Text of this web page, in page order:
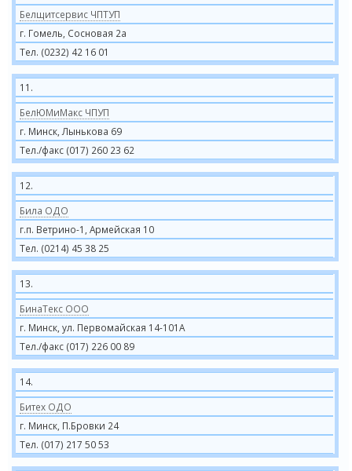
Белщитсервис ЧПТУП
г. Гомель, Сосновая 2а
Тел. (0232) 42 16 01
11.
БелЮМиМакс ЧПУП
г. Минск, Лынькова 69
Тел./факс (017) 260 23 62
12.
Била ОДО
г.п. Ветрино-1, Армейская 10
Тел. (0214) 45 38 25
13.
БинаТекс ООО
г. Минск, ул. Первомайская 14-101А
Тел./факс (017) 226 00 89
14.
Битех ОДО
г. Минск, П.Бровки 24
Тел. (017) 217 50 53